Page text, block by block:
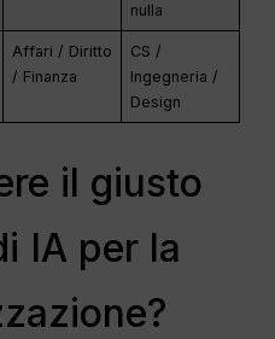
nulla
Affari / Diritto
/ Finanza
CS /
Ingegneria /
Design
il giusto
IA per la